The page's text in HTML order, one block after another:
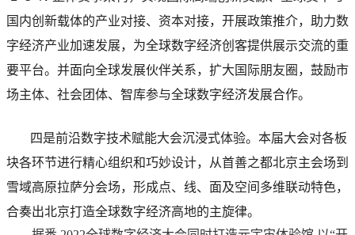
国内创新载体的产业对接、资本对接，开展政策推介，助力数
字经济产业加速发展，为全球数字经济创客提供展示交流的重
要平台。并面向全球发展伙伴关系，扩大国际朋友圈，鼓励市
场主体、社会团体、智库参与全球数字经济发展合作。
四是前沿数字技术赋能大会沉浸式体验。本届大会对各板
块各环节进行精心组织和巧妙设计，从首善之都北京主会场到
雪域高原拉萨分会场，形成点、线、面及空间多维联动特色，
合奏出北京打造全球数字经济高地的主旋律。